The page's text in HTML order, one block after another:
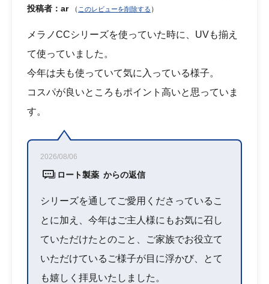
投稿者：ar （ このレビューを削除する ）
メラノCCシリーズを使っていた時に、UVも揃え
て使っていました。
今年は夫も使っていて気に入っている様子。
コスパが良いところもポイント高いと思っていま
す。
ロート製薬 からの返信
2026/08/06
シリーズを通してご愛用くださっているこ
とに加え、今年はご主人様にもお気に召し
ていただけたとのこと、ご家族でお役立て
いただけているご様子が目に浮かび、とて
も嬉しく拝見いたしました。